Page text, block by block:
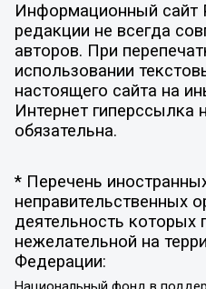
Информационный сайт
редакции не всегда
авторов. При
использовании
настоящего сайта на
Интернет гиперссылка
обязательна.
* Перечень
неправительственных
деятельность которых
нежелательной на
Федерации: